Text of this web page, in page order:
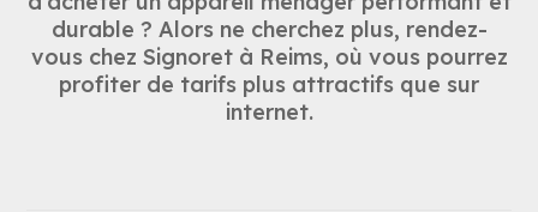
durable ? Alors ne cherchez plus, rendez-
vous chez Signoret à Reims, où vous pourrez
profiter de tarifs plus attractifs que sur
internet.